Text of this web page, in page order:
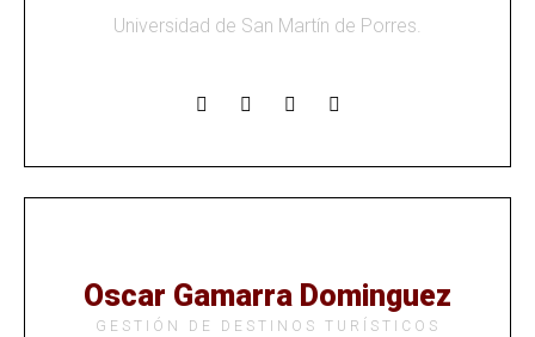
Universidad de San Martín de Porres.
Oscar Gamarra Dominguez
GESTIÓN DE DESTINOS TURÍSTICOS